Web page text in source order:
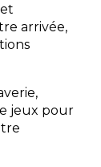
arrivée,
jeux pour